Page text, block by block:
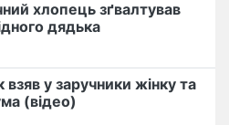
хлопець​ ️зґвалтував
дядька
взяв у заручники жінку та
(відео)